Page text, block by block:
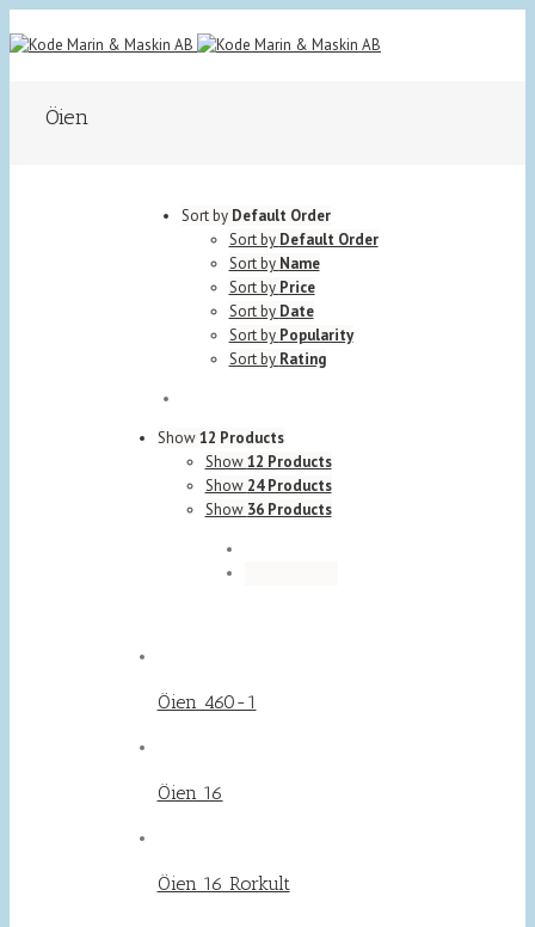
Öien
Sort by Default Order
Sort by Default Order
Sort by Name
Sort by Price
Sort by Date
Sort by Popularity
Sort by Rating
Show12 Products
Show12 Products
Show 24 Products
Show 36 Products
Öien 460-1
Öien 16
Öien 16 Rorkult